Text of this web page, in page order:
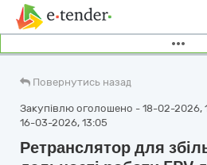
Повернутись назад
Закупівлю оголошено - 18-02-2026,
16-03-2026, 13:05
Ретранслятор для